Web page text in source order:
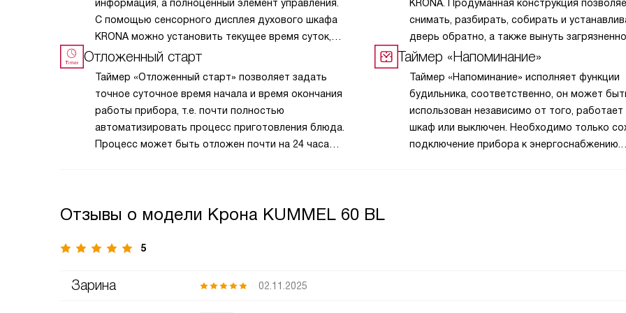
информация, а полноценный элемент управления.
С помощью сенсорного дисплея духового шкафа
KRONA можно установить текущее время суток,
использовать функции таймера, будильника,
Отложенный старт
Таймер «Отложенный старт» позволяет задать
точное суточное время начала и время окончания
работы прибора, т.е. почти полностью
автоматизировать процесс приготовления блюда.
Процесс может быть отложен почти на 24 часа
KRONA. Продуманная конструкция
снимать, разбирать, собирать и
дверь обратно, а также вынуть
стекло, не снимая дверцы с петель и без
Таймер «Напоминание»
Таймер «Напоминание» исполняет функции
будильника, соответственно, он может
использован независимо от того, работает
шкаф или выключен. Необходимо только
подключение прибора к энергоснабжению.
Отзывы о модели Крона KUMMEL 60 BL
5
Зарина 02.11.2025